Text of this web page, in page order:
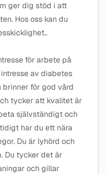
ger dig stöd i att
Hos oss kan du
för arbete på
av diabetes
brinner för god vård
tycker att kvalitet är
självständigt och
har du ett nära
Du är lyhörd och
Du tycker det är
och gillar